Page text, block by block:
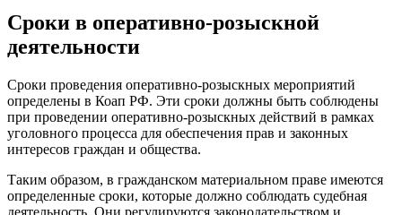
Сроки в оперативно-розыскной
деятельности
Сроки проведения оперативно-розыскных мероприятий
определены в Коап РФ. Эти сроки должны быть соблюдены
при проведении оперативно-розыскных действий в рамках
уголовного процесса для обеспечения прав и законных
интересов граждан и общества.
Таким образом, в гражданском материальном праве имеются
определенные сроки, которые должно соблюдать судебная